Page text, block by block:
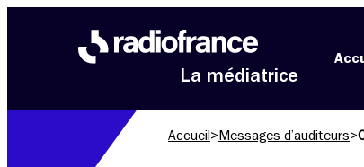
La médiatrice
Accueil > Messages d’auditeurs>